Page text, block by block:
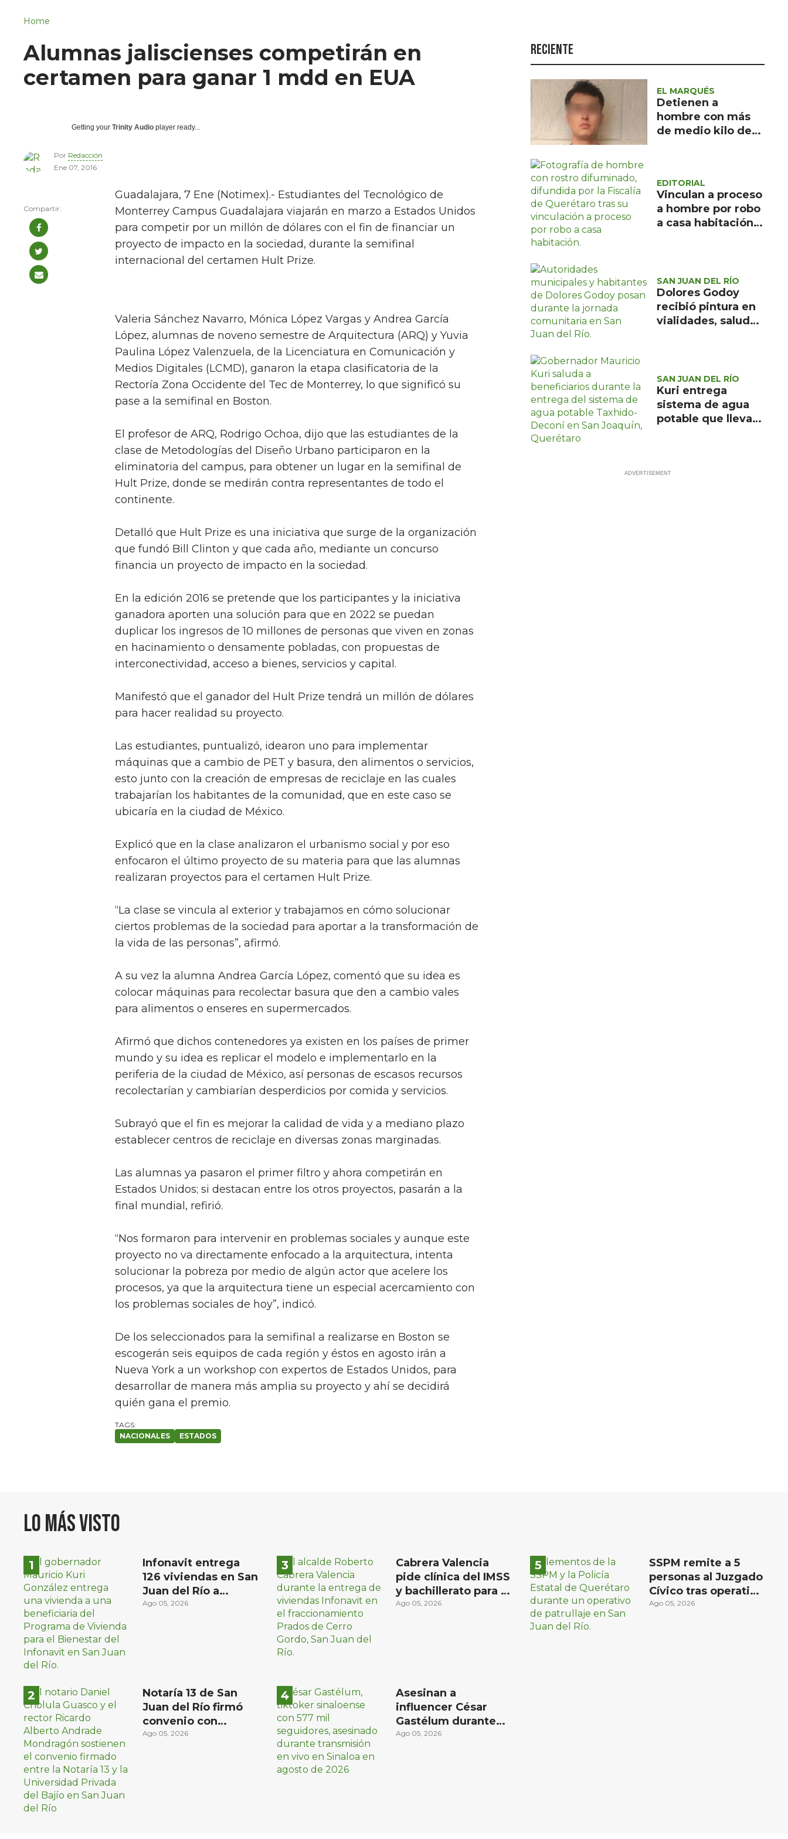
Política
Asuntos Sociales
Home
Alumnas jaliscienses competirán en
certamen para ganar 1 mdd en EUA
Getting your Trinity Audio player ready...
Por Redacción
Ene 07, 2016
Guadalajara, 7 Ene (Notimex).- Estudiantes del Tecnológico de
Monterrey Campus Guadalajara viajarán en marzo a Estados Unidos
para competir por un millón de dólares con el fin de financiar un
proyecto de impacto en la sociedad, durante la semifinal
internacional del certamen Hult Prize.
Valeria Sánchez Navarro, Mónica López Vargas y Andrea García
López, alumnas de noveno semestre de Arquitectura (ARQ) y Yuvia
Paulina López Valenzuela, de la Licenciatura en Comunicación y
Medios Digitales (LCMD), ganaron la etapa clasificatoria de la
Rectoría Zona Occidente del Tec de Monterrey, lo que significó su
pase a la semifinal en Boston.
El profesor de ARQ, Rodrigo Ochoa, dijo que las estudiantes de la
clase de Metodologías del Diseño Urbano participaron en la
eliminatoria del campus, para obtener un lugar en la semifinal de
Hult Prize, donde se medirán contra representantes de todo el
continente.
Detalló que Hult Prize es una iniciativa que surge de la organización
que fundó Bill Clinton y que cada año, mediante un concurso
financia un proyecto de impacto en la sociedad.
En la edición 2016 se pretende que los participantes y la iniciativa
ganadora aporten una solución para que en 2022 se puedan
duplicar los ingresos de 10 millones de personas que viven en zonas
en hacinamiento o densamente pobladas, con propuestas de
interconectividad, acceso a bienes, servicios y capital.
Manifestó que el ganador del Hult Prize tendrá un millón de dólares
para hacer realidad su proyecto.
Las estudiantes, puntualizó, idearon uno para implementar
máquinas que a cambio de PET y basura, den alimentos o servicios,
esto junto con la creación de empresas de reciclaje en las cuales
trabajarían los habitantes de la comunidad, que en este caso se
ubicaría en la ciudad de México.
Explicó que en la clase analizaron el urbanismo social y por eso
enfocaron el último proyecto de su materia para que las alumnas
realizaran proyectos para el certamen Hult Prize.
“La clase se vincula al exterior y trabajamos en cómo solucionar
ciertos problemas de la sociedad para aportar a la transformación de
la vida de las personas”, afirmó.
A su vez la alumna Andrea García López, comentó que su idea es
colocar máquinas para recolectar basura que den a cambio vales
para alimentos o enseres en supermercados.
Afirmó que dichos contenedores ya existen en los países de primer
mundo y su idea es replicar el modelo e implementarlo en la
periferia de la ciudad de México, así personas de escasos recursos
recolectarían y cambiarían desperdicios por comida y servicios.
Subrayó que el fin es mejorar la calidad de vida y a mediano plazo
establecer centros de reciclaje en diversas zonas marginadas.
Las alumnas ya pasaron el primer filtro y ahora competirán en
Estados Unidos; si destacan entre los otros proyectos, pasarán a la
final mundial, refirió.
“Nos formaron para intervenir en problemas sociales y aunque este
proyecto no va directamente enfocado a la arquitectura, intenta
solucionar la pobreza por medio de algún actor que acelere los
procesos, ya que la arquitectura tiene un especial acercamiento con
los problemas sociales de hoy”, indicó.
De los seleccionados para la semifinal a realizarse en Boston se
escogerán seis equipos de cada región y éstos en agosto irán a
Nueva York a un workshop con expertos de Estados Unidos, para
desarrollar de manera más amplia su proyecto y ahí se decidirá
quién gana el premio.
NACIONALES ESTADOS
Reciente
EL MARQUÉS
Detienen a
hombre con más
de medio kilo de
EDITORIAL
Vinculan a proceso
a hombre por robo
a casa habitación
SAN JUAN DEL RÍO
Dolores Godoy
recibió pintura en
vialidades, salud
municipal
SAN JUAN DEL RÍO
Kuri entrega
sistema de agua
potable que lleva
Cadereyta
Lo más visto
Infonavit entrega
126 viviendas en San
Juan del Río a
familias de bajos
Ago 05, 2026
Notaría 13 de San
Juan del Río firmó
convenio con
Universidad Privada
Ago 05, 2026
Cabrera Valencia
pide clínica del IMSS
y bachillerato para la
zona oriente de San
Ago 05, 2026
Asesinan a
influencer César
Gastélum durante
transmisión en vivo
Ago 05, 2026
SSPM remite a 5
personas al Juzgado
Cívico tras operativo
en San Juan del Río
Ago 05, 2026